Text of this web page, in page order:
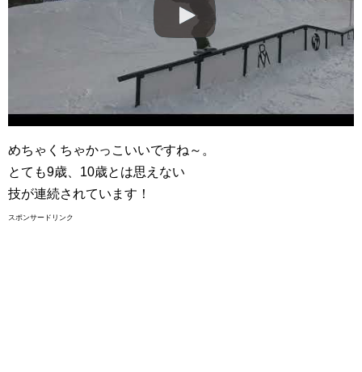
めちゃくちゃかっこいいですね～。
とても9歳、10歳とは思えない
技が連続されています！
スポンサードリンク